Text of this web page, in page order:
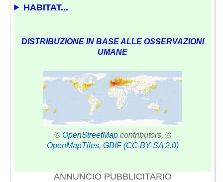
HABITAT...
DISTRIBUZIONE IN BASE ALLE OSSERVAZIONI
UMANE
© OpenStreetMapcontributors, ©
OpenMapTiles, GBIF (CC BY-SA 2.0)
ANNUNCIO PUBBLICITARIO